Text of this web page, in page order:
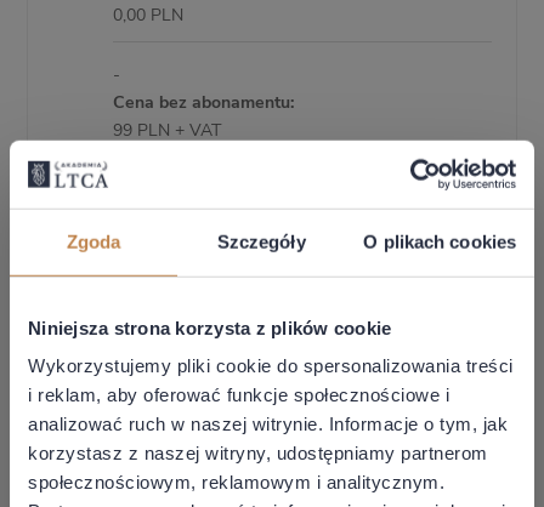
Zgoda Szczegóły O plikach cookies
Niniejsza strona korzysta z plików cookie
Wykorzystujemy pliki cookie do spersonalizowania treści
i reklam, aby oferować funkcje społecznościowe i
analizować ruch w naszej witrynie. Informacje o tym, jak
korzystasz z naszej witryny, udostępniamy partnerom
społecznościowym, reklamowym i analitycznym.
0,00 PLN
-
Cena bez abonamentu:
99 PLN + VAT
10:00
15 września 2026
11:00
15 września 2026
Materiały:
Opublikowane będą na naszej platformie
maksymalnie do 48 godzin po wydarzeniu (dla